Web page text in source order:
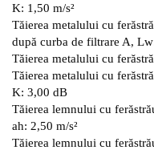
K: 1,50 m/s²
Tăierea metalului cu
după curba de filtrare A,
Tăierea metalului cu
Tăierea metalului cu
K: 3,00 dB
Tăierea lemnului cu
ah: 2,50 m/s²
Tăierea lemnului cu